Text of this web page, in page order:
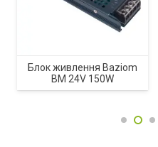
Блок живлення Baziom
BM 24V 150W